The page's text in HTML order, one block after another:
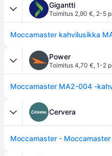
Gigantti
Toimitus 2,90 €, 2-5
Power
Toimitus 4,70 €, 1-2
Moccamaster MA2-004 -
Cervera